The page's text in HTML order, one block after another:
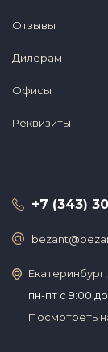
Отзывы
Дилерам
Офисы
Реквизиты
+7 (343)
Екатеринбург
пн-пт с 9:00
Посмотреть